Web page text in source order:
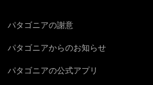
パタゴニアの謝意
パタゴニアからのお知らせ
パタゴニアの公式アプリ